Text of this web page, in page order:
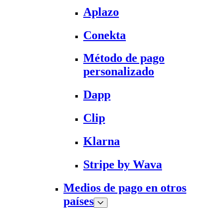
Aplazo
Conekta
Método de pago
personalizado
Dapp
Clip
Klarna
Stripe by Wava
Medios de pago en otros
países